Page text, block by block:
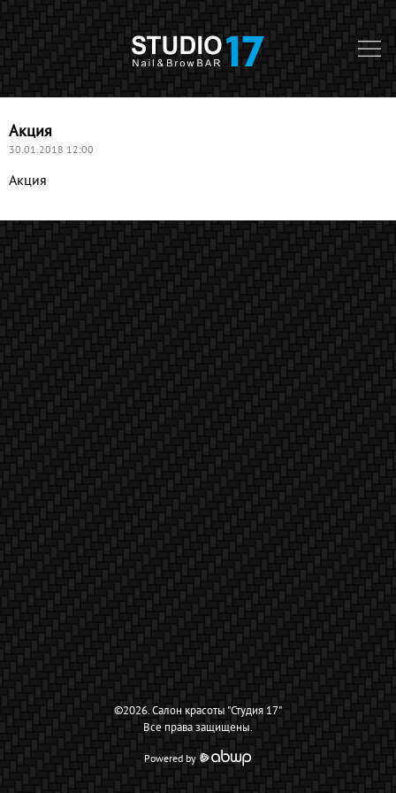
Акция
30.01.2018 12:00
Акция
©2026.Салон красоты "Студия 17"
Все права защищены.
Powered by